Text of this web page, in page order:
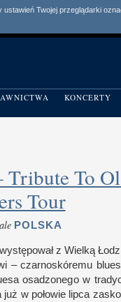
Twojej przeglądarki
KONCERTY
To
Tour
POLSKA
z Wielką
– czar­noskóremu
osadzonegow t
już w połowie lipca